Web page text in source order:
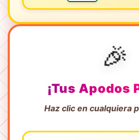
🎉
¡Tus Apodos
Haz clic en cualquiera